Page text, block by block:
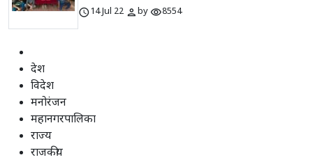
schedule14 Jul 22 personbyvisibility8554
देश
विदेश
मनोरंजन
महानगरपालिका
राज्य
राजकीय